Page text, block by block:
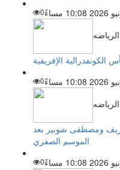
0
الكونفدرالية الإفريقية
0
ومصطفى شوبير بعد
الموسم الصفري
0